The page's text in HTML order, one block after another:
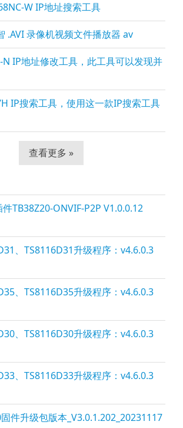
W IP地址搜索工具
.AVI 录像机视频文件播放器 av
N IP地址修改工具，此工具可以发现并
IP搜索工具，使用这一款IP搜索工具
查看更多 »
TB38Z20-ONVIF-P2P V1.0.0.12
、TS8116D31升级程序：v4.6.0.3
、TS8116D35升级程序：v4.6.0.3
、TS8116D30升级程序：v4.6.0.3
、TS8116D33升级程序：v4.6.0.3
件升级包版本_V3.0.1.202_20231117